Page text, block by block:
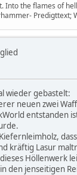
Into the flames of
Predigttext;
wieder gebastelt:
neuen zwei
entstanden
kräftig Lasur
Höllenwerk
den jenseitigen